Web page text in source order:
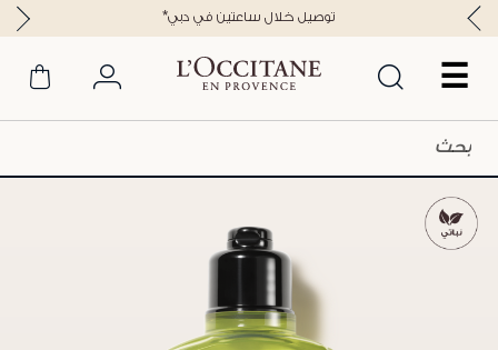
☰
*توصيل خلال ساعتين في دبي